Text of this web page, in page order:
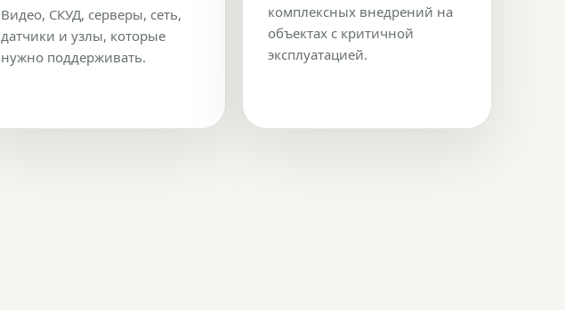
Видео, СКУД, серверы, сеть,
датчики и узлы, которые
нужно поддерживать.
комплексных внедрений на
объектах с критичной
эксплуатацией.